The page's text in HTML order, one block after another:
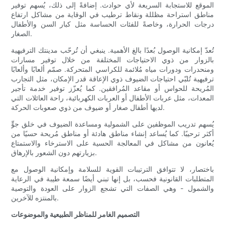
الموقع للاستجابة السريعة لأي حوادث. إضافةً إلى ذلك، يُسهم توفير
مناطق استراحة مظللة ونقاط ترطيب في الوقاية من مشاكل ارتفاع
درجات الحرارة، وخاصةً للفئات الحساسة مثل كبار السن والأطفال
الصغار.
تُعدّ إمكانية الوصول بُعدًا بالغ الأهمية. ينبغي أن تُرحّب مدينتك الترفيهية
بالزوار من ذوي الاحتياجات المختلفة من خلال توفير مسارات
ومنحدرات ودورات مياه مُلائمة للكراسي المتحركة. صمّم ألعابًا وألعابًا
ترفيهية تُلبّي احتياجات الضيوف ذوي الإعاقة قدر الإمكان، مثل التجارب
المُريحة للحواس أو مقاعد المُرافقين. كما يُعزّز توفير خدمة تأجير
المعدات، مثل عربات الأطفال أو العربات الكهربائية، راحة العائلات التي
لديها أطفال صغار أو ضيوف من ذوي صعوبات الحركة.
يُسهم تدريب الموظفين على الشمولية ومساعدة الضيوف في خلق جوٍّ
أكثر ترحيبًا. كما يُساعد إنشاء مناطق هادئة أو مناطق مُريحة حسيًا من
يُعانون من مشاكل في المعالجة الحسية على الاسترخاء والاستمتاع
بزيارتهم دون الشعور بالإرهاق.
باختصار، لا تتوافق الترتيبات القوية للسلامة وإمكانية الوصول مع
المتطلبات القانونية فحسب، بل إنها تبني أيضًا سمعة طيبة في الرعاية
والشمول - وهي الصفات التي تشجع الزوار على العودة والتوصية
بالمنتزه للآخرين.
التصميم الغامر للمناظر الطبيعية والموضوعات